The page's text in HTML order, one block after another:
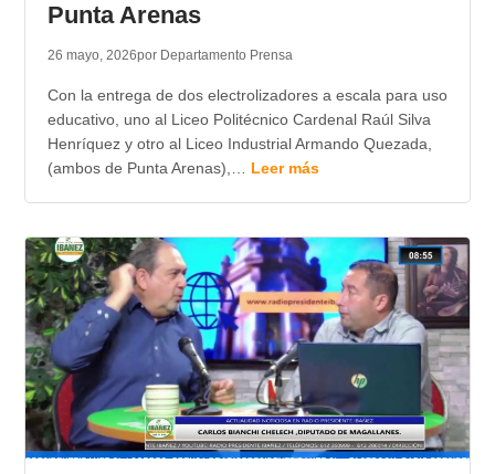
Punta Arenas
26 mayo, 2026por Departamento Prensa
Con la entrega de dos electrolizadores a escala para uso
educativo, uno al Liceo Politécnico Cardenal Raúl Silva
Henríquez y otro al Liceo Industrial Armando Quezada,
(ambos de Punta Arenas),… Leer más